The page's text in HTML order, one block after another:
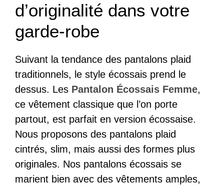
d’originalité dans votre
garde-robe
Suivant la tendance des pantalons plaid
traditionnels, le style écossais prend le
dessus. Les Pantalon Écossais Femme,
ce vêtement classique que l’on porte
partout, est parfait en version écossaise.
Nous proposons des pantalons plaid
cintrés, slim, mais aussi des formes plus
originales. Nos pantalons écossais se
marient bien avec des vêtements amples,